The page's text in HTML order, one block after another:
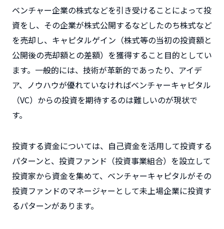
ベンチャー企業の株式などを引き受けることによって投
資をし、その企業が株式公開するなどしたのち株式など
を売却し、キャピタルゲイン（株式等の当初の投資額と
公開後の売却額との差額）を獲得すること目的としてい
ます。一般的には、技術が革新的であったり、アイデ
ア、ノウハウが優れていなければベンチャーキャピタル
（VC）からの投資を期待するのは難しいのが現状で
す。
投資する資金については、自己資金を活用して投資する
パターンと、投資ファンド（投資事業組合）を設立して
投資家から資金を集めて、ベンチャーキャピタルがその
投資ファンドのマネージャーとして未上場企業に投資す
るパターンがあります。